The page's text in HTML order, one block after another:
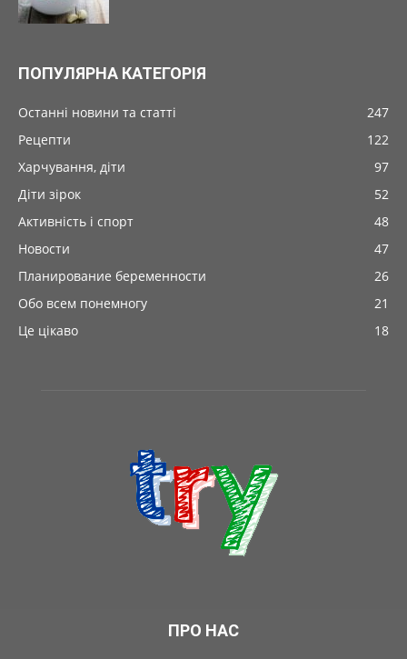
ПОПУЛЯРНА КАТЕГОРІЯ
Останні новини та статті
247
Рецепти
122
Харчування, діти
97
Діти зірок
52
Активність і спорт
48
Новости
47
Планирование беременности
26
Обо всем понемногу
21
Це цікаво
18
ПРО НАС